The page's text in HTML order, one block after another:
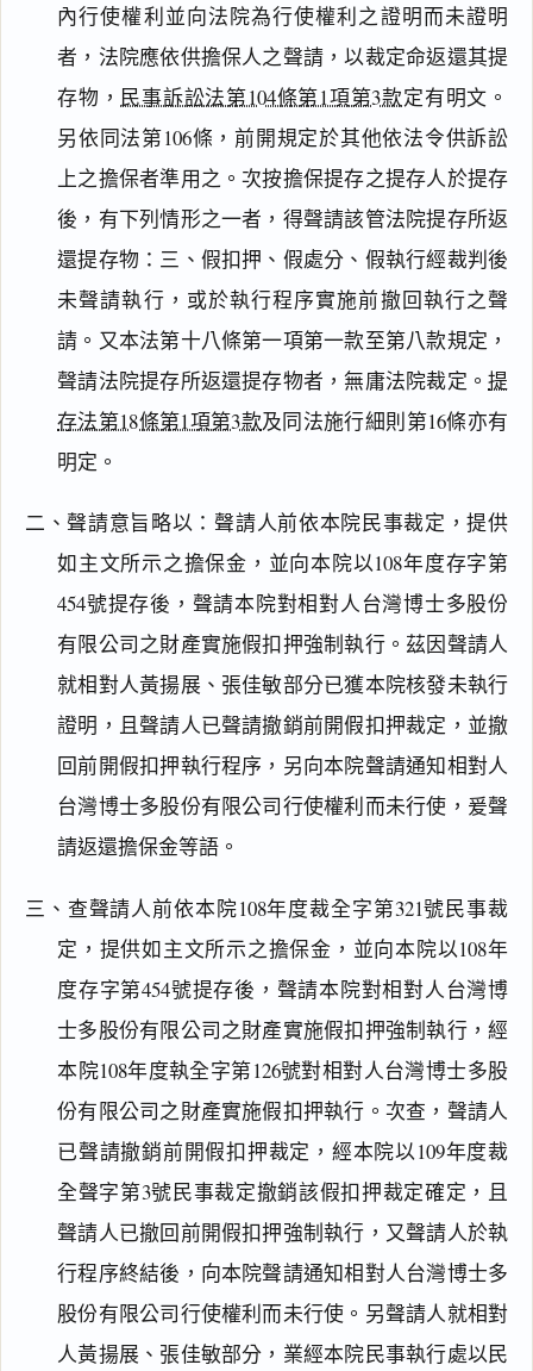
內行使權利並向法院為行使權利之證明而未證明
者，法院應依供擔保人之聲請，以裁定命返還其提
存物， 民事訴訟法第104條第1項第3款定有明文。
另依同法第106條，前開規定於其他依法令供訴訟
上之擔保者準用之。次按擔保提存之提存人於提存
後，有下列情形之一者，得聲請該管法院提存所返
還提存物：三、假扣押、假處分、假執行經裁判後
未聲請執行，或於執行程序實施前撤回執行之聲
請。又本法第十八條第一項第一款至第八款規定，
聲請法院提存所返還提存物者，無庸法院裁定。 提
存法第18條第1項第3款及同法施行細則第16條亦有
明定。
二、聲請意旨略以：聲請人前依本院民事裁定，提供
如主文所示之擔保金，並向本院以108年度存字第
454號提存後，聲請本院對相對人台灣博士多股份
有限公司之財產實施假扣押強制執行。茲因聲請人
就相對人黃揚展、張佳敏部分已獲本院核發未執行
證明，且聲請人已聲請撤銷前開假扣押裁定，並撤
回前開假扣押執行程序，另向本院聲請通知相對人
台灣博士多股份有限公司行使權利而未行使，爰聲
請返還擔保金等語。
三、查聲請人前依本院108年度裁全字第321號民事裁
定，提供如主文所示之擔保金，並向本院以108年
度存字第454號提存後，聲請本院對相對人台灣博
士多股份有限公司之財產實施假扣押強制執行，經
本院108年度執全字第126號對相對人台灣博士多股
份有限公司之財產實施假扣押執行。次查，聲請人
已聲請撤銷前開假扣押裁定，經本院以109年度裁
全聲字第3號民事裁定撤銷該假扣押裁定確定，且
聲請人已撤回前開假扣押強制執行，又聲請人於執
行程序終結後，向本院聲請通知相對人台灣博士多
股份有限公司行使權利而未行使。另聲請人就相對
人黃揚展、張佳敏部分，業經本院民事執行處以民